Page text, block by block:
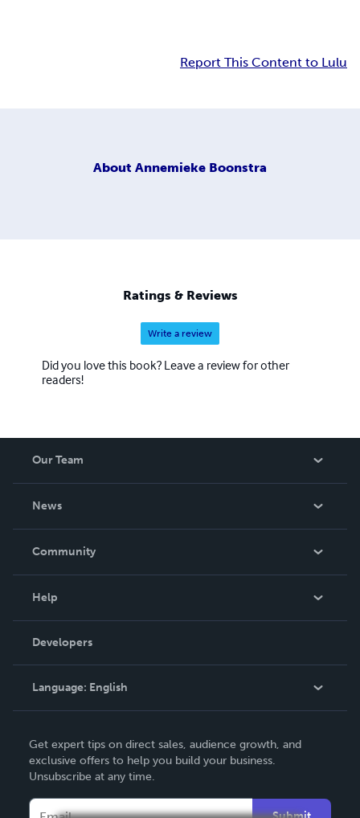
Report This Content to Lulu
About Annemieke Boonstra
Ratings & Reviews
Write a review
Did you love this book? Leave a review for other
readers!
Our Team
News
In The News
Community
Podcast
Help
Order Lookup
Knowledge Base
Contact Support
Developers
Language: English
Deutsch
Français
Get expert tips on direct sales, audience growth, and
exclusive offers to help you build your business.
Unsubscribe at any time.